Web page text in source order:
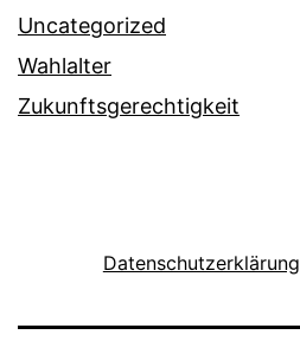
Uncategorized
Wahlalter
Zukunftsgerechtigkeit
Datenschutzerklärung